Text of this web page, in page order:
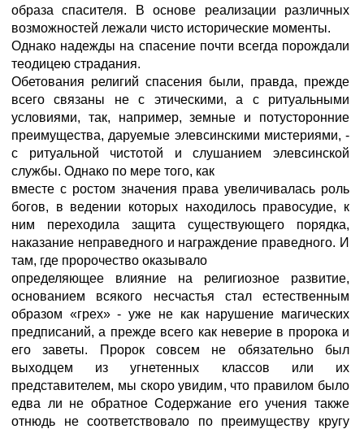
образа спасителя. В основе реализации различных
возможностей лежали чисто исторические моменты.
Однако надежды на спасение почти всегда порождали
теодицею страдания.
Обетования религий спасения были, правда, прежде
всего связаны не с этическими, а с ритуальными
условиями, так, например, земные и потусторонние
преимущества, даруемые элевсинскими мистериями, -
с ритуальной чистотой и слушанием элевсинской
службы. Однако по мере того, как
вместе с ростом значения права увеличивалась роль
богов, в ведении которых находилось правосудие, к
ним переходила защита существующего порядка,
наказание неправедного и награждение праведного. И
там, где пророчество оказывало
определяющее влияние на религиозное развитие,
основанием всякого несчастья стал естественным
образом «грех» - уже не как нарушение магических
предписаний, а прежде всего как неверие в пророка и
его заветы. Пророк совсем не обязательно был
выходцем из угнетенных классов или их
представителем, мы скоро увидим, что правилом было
едва ли не обратное Содержание его учения также
отнюдь не соответствовало по преимуществу кругу